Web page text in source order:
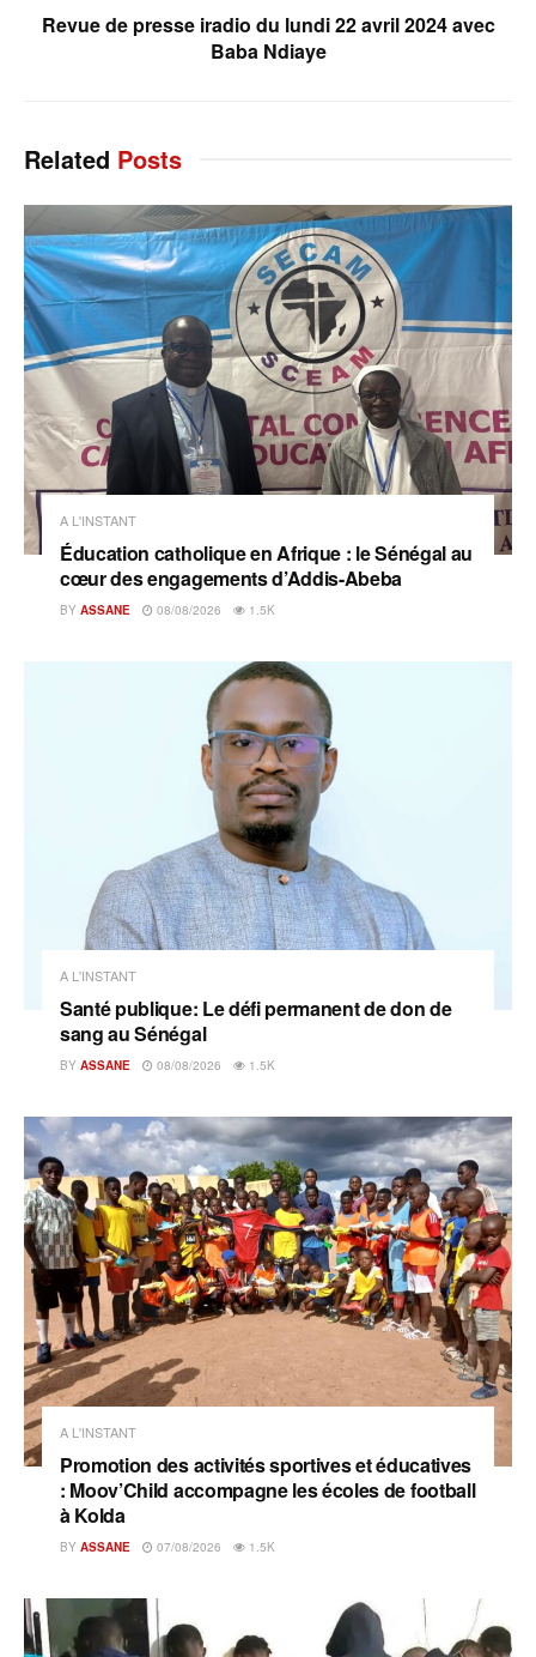
Revue de presse iradio du lundi 22 avril 2024 avec
Baba Ndiaye
Related Posts
A L'INSTANT
Éducation catholique en Afrique : le Sénégal au
cœur des engagements d’Addis-Abeba
BY ASSANE 08/08/2026 1.5K
A L'INSTANT
Santé publique: Le défi permanent de don de
sang au Sénégal
BY ASSANE 08/08/2026 1.5K
A L'INSTANT
Promotion des activités sportives et éducatives
: Moov’Child accompagne les écoles de football
à Kolda
BY ASSANE 07/08/2026 1.5K